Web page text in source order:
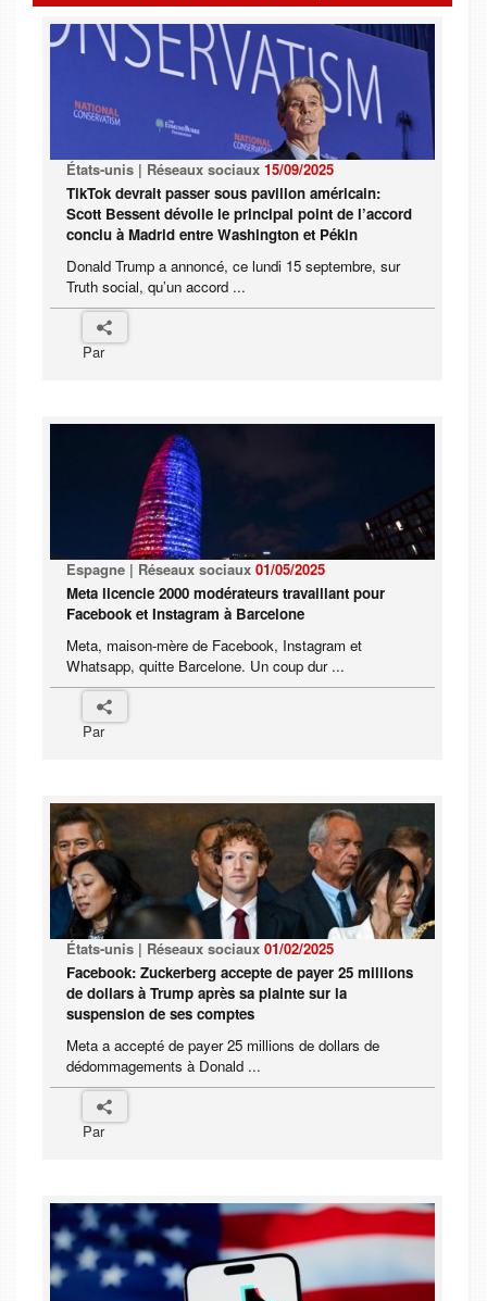
États-unis | Réseaux sociaux 15/09/2025
TikTok devrait passer sous pavillon américain:
Scott Bessent dévoile le principal point de l’accord
conclu à Madrid entre Washington et Pékin
Donald Trump a annoncé, ce lundi 15 septembre, sur
Truth social, qu’un accord ...
Par
Espagne | Réseaux sociaux 01/05/2025
Meta licencie 2000 modérateurs travaillant pour
Facebook et Instagram à Barcelone
Meta, maison-mère de Facebook, Instagram et
Whatsapp, quitte Barcelone. Un coup dur ...
Par
États-unis | Réseaux sociaux 01/02/2025
Facebook: Zuckerberg accepte de payer 25 millions
de dollars à Trump après sa plainte sur la
suspension de ses comptes
Meta a accepté de payer 25 millions de dollars de
dédommagements à Donald ...
Par